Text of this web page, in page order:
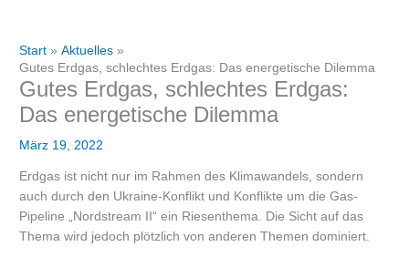
Start
Aktuelles
Gutes Erdgas, schlechtes Erdgas: Das energetische Dilemma
Gutes Erdgas, schlechtes Erdgas:
Das energetische Dilemma
März 19, 2022
Erdgas ist nicht nur im Rahmen des Klimawandels, sondern
auch durch den Ukraine-Konflikt und Konflikte um die Gas-
Pipeline „Nordstream II“ ein Riesenthema. Die Sicht auf das
Thema wird jedoch plötzlich von anderen Themen dominiert.